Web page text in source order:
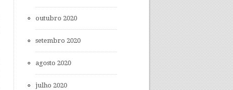
outubro 2020
setembro 2020
agosto 2020
julho 2020